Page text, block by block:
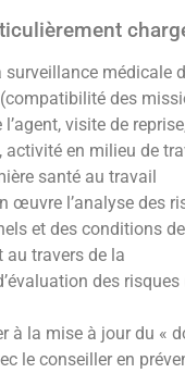
surveillance médicale
des
l’agent, visite de
activité en milieu de
santé au travail
œuvre l’analyse des
et des conditions
au travers de la
des
à la mise à jour du «
le conseiller en